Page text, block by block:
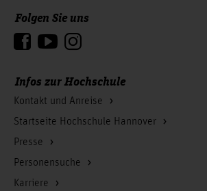
Infos zur Hochschule
Kontakt und Anreise
Startseite Hochschule Hannover
Presse
Personensuche
Karriere
Folgen Sie uns